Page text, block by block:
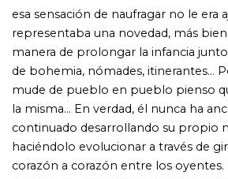
estilo Nebbia puro. La voz del interior, otro
tentativo para esta edición... pues no sólo él
aconsejaban que buscara su verdadera
Y ese abrirse paso desde los doce o trece
inventar un espacio propio lo ha llevado a
muros enor mes como si fueran nada más
dominó. Primero fue el idioma. Cuando en
cantaban en inglés, Litto empezó a adaptar las
canciones importadas a nuestro idioma -un